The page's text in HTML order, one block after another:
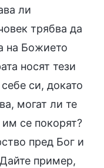
ли
трябва да
на Божието
носят тези
си, докато
могат ли те
се покорят?
пред Бог и
пример,